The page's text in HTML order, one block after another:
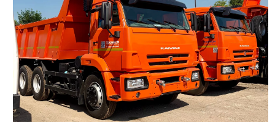
Вместимость кузова, м3
Направление разгрузки
Колесная формула
Узнать цену